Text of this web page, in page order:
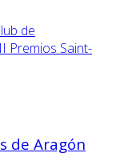
de
Premios Saint-
de Aragón